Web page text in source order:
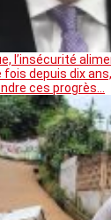
l’insécurité
fois depuis dix
ces progrès…